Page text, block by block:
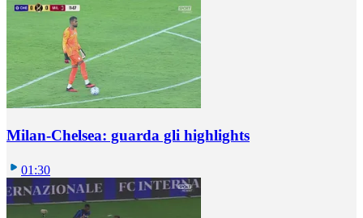
Milan-Chelsea: guarda gli highlights
01:30